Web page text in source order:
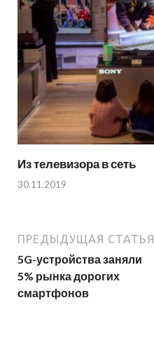
Из телевизора в сеть
30.11.2019
ПРЕДЫДУЩАЯ СТАТЬЯ
5G-устройства заняли
5% рынка дорогих
смартфонов